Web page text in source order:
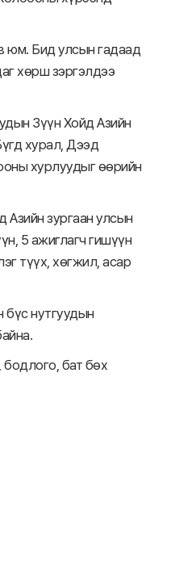
юм. Бид улсын гадаад
хөрш зэргэлдээ
Зүүн Хойд Азийн
хурал, Дээд
хурлуудыг өөрийн
зургаан улсын
5 ажиглагч гишүүн
түүх, хөгжил, асар
бүс нутгуудын
бодлого, бат бөх